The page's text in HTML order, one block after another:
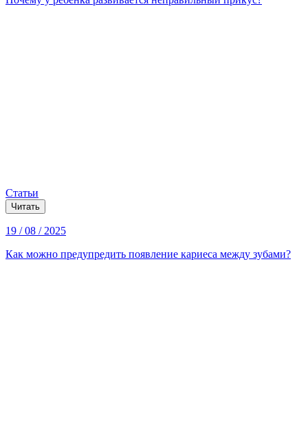
Статьи
Читать
19 / 08 / 2025
Как можно предупредить появление кариеса между зубами?